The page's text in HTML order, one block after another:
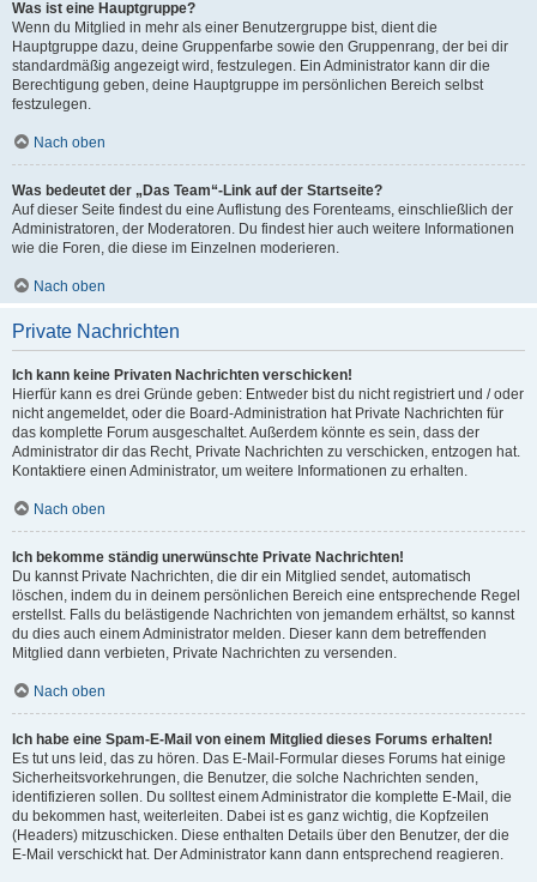
Was ist eine Hauptgruppe?
Wenn du Mitglied in mehr als einer Benutzergruppe bist, dient die
Hauptgruppe dazu, deine Gruppenfarbe sowie den Gruppenrang, der bei dir
standardmäßig angezeigt wird, festzulegen. Ein Administrator kann dir die
Berechtigung geben, deine Hauptgruppe im persönlichen Bereich selbst
festzulegen.
Nach oben
Was bedeutet der „Das Team“-Link auf der Startseite?
Auf dieser Seite findest du eine Auflistung des Forenteams, einschließlich der
Administratoren, der Moderatoren. Du findest hier auch weitere Informationen
wie die Foren, die diese im Einzelnen moderieren.
Nach oben
Private Nachrichten
Ich kann keine Privaten Nachrichten verschicken!
Hierfür kann es drei Gründe geben: Entweder bist du nicht registriert und / oder
nicht angemeldet, oder die Board-Administration hat Private Nachrichten für
das komplette Forum ausgeschaltet. Außerdem könnte es sein, dass der
Administrator dir das Recht, Private Nachrichten zu verschicken, entzogen hat.
Kontaktiere einen Administrator, um weitere Informationen zu erhalten.
Nach oben
Ich bekomme ständig unerwünschte Private Nachrichten!
Du kannst Private Nachrichten, die dir ein Mitglied sendet, automatisch
löschen, indem du in deinem persönlichen Bereich eine entsprechende Regel
erstellst. Falls du belästigende Nachrichten von jemandem erhältst, so kannst
du dies auch einem Administrator melden. Dieser kann dem betreffenden
Mitglied dann verbieten, Private Nachrichten zu versenden.
Nach oben
Ich habe eine Spam-E-Mail von einem Mitglied dieses Forums erhalten!
Es tut uns leid, das zu hören. Das E-Mail-Formular dieses Forums hat einige
Sicherheitsvorkehrungen, die Benutzer, die solche Nachrichten senden,
identifizieren sollen. Du solltest einem Administrator die komplette E-Mail, die
du bekommen hast, weiterleiten. Dabei ist es ganz wichtig, die Kopfzeilen
(Headers) mitzuschicken. Diese enthalten Details über den Benutzer, der die
E-Mail verschickt hat. Der Administrator kann dann entsprechend reagieren.